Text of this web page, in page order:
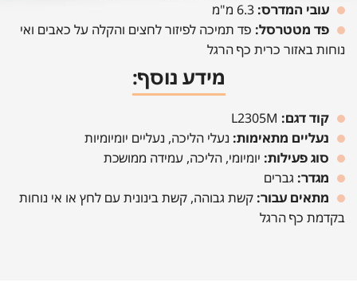
עובי המדרס:
פד מטטרסל: פד תמיכה לפיזור לחצים והקלה על כאבים ואי
נוחות באזור כרית כף הרגל
מידע נוסף:
קוד דגם:
נעליים מתאימות: נעלי הליכה, נעליים יומיומיות
סוג פעילות: יומיומי, הליכה, עמידה ממושכת
מגדר: גברים
מתאים עבור: קשת גבוהה, קשת בינונית עם לחץ או אי נוחות
בקדמת כף הרגל